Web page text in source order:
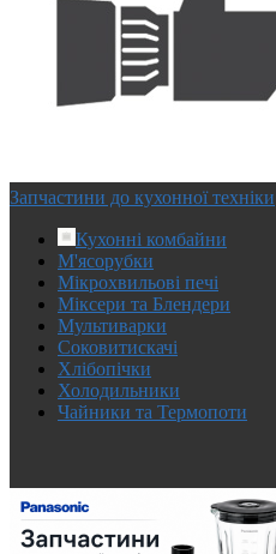
Запчастини до кухонної техніки
Кухонні комбайни
М'ясорубки
Мікрохвильові печі
Міксери та Блендери
Мультиварки
Соковитискачі
Хлібопічки
Холодильники
Чайники та Термопоти